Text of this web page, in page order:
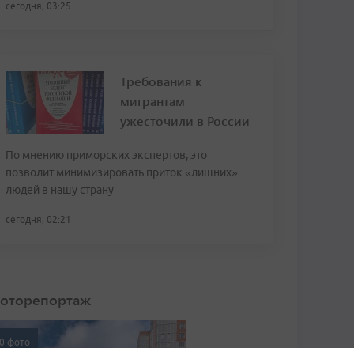
сегодня, 03:25
Требования к
мигрантам
ужесточили в России
По мнению приморских экспертов, это
позволит минимизировать приток «лишних»
людей в нашу страну
сегодня, 02:21
фото